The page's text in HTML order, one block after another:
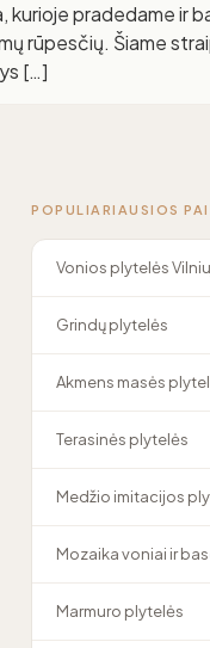
pradedame ir
rūpesčių. Šiame
[…]
POPULIARIAUSIOS
Vonios plytelės
Grindų plytelės
Akmens masės
Terasinės plytelės
Medžio imitacijos
Mozaika voniai ir
Marmuro plytelės